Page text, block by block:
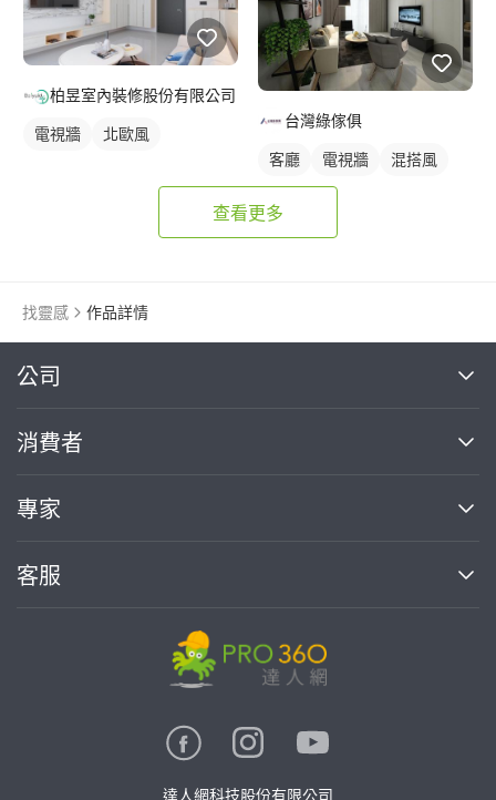
柏昱室內裝修股份有限公司
電視牆 北歐風
台灣綠傢俱
客廳 電視牆 混搭風
查看更多
找靈感 作品詳情
公司
關於我們
部落格
加入我們
消費者
買服務
熱門服務
專家
案件中心
客服
達人網科技股份有限公司
繼續完成